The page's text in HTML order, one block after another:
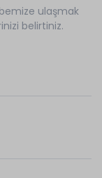
ulaşmak
belirtiniz.